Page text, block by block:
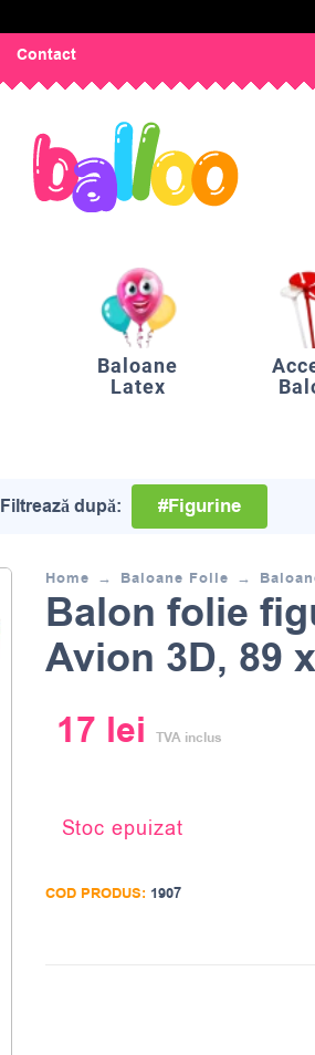
Contact
Baloane
Latex
Filtrează după: #Figurine
Home Baloane Folie
Balon folie
Avion 3D, 89
17 lei TVA inclus
Stoc epuizat
COD PRODUS: 1907